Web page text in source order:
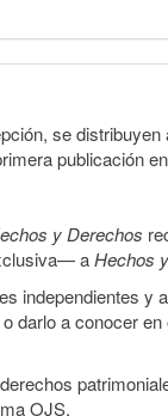
se
publicación
y Derechos
aHechos
independientes
darlo a conocer
OJS.